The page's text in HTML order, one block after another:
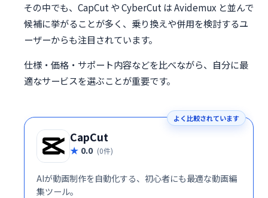
その中でも、CapCut や CyberCut は Avidemux と並んで
候補に挙がることが多く、乗り換えや併用を検討するユ
ーザーからも注目されています。
仕様・価格・サポート内容などを比べながら、自分に最
適なサービスを選ぶことが重要です。
よく比較されています
CapCut
0.0 (0件)
AIが動画制作を自動化する、初心者にも最適な動画編
集ツール。